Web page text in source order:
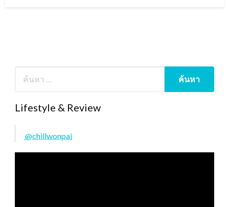
Lifestyle & Review
@chillwonpai